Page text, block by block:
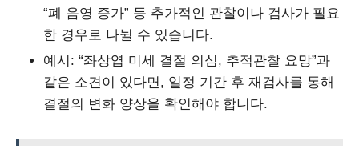
“폐 음영 증가” 등 추가적인 관찰이나 검사가 필요
한 경우로 나뉠 수 있습니다.
예시: “좌상엽 미세 결절 의심, 추적관찰 요망”과
같은 소견이 있다면, 일정 기간 후 재검사를 통해
결절의 변화 양상을 확인해야 합니다.